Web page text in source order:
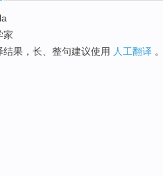
家
结果，长、整句建议使用 人工翻译